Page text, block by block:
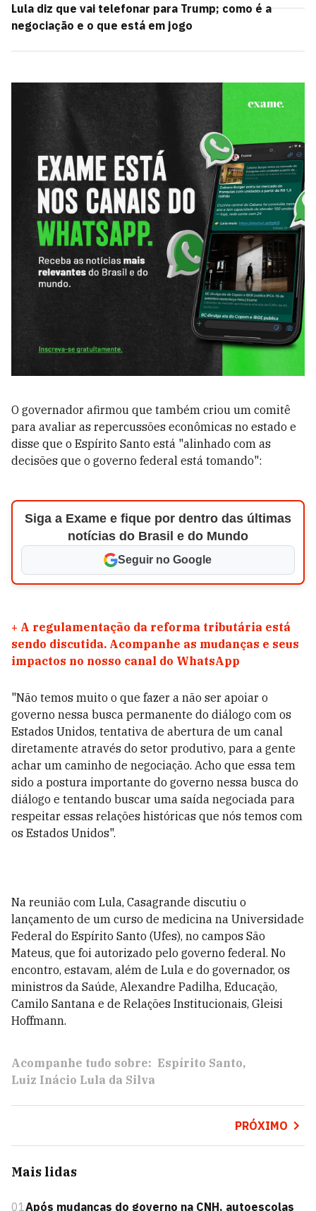
Lula diz que vai telefonar para Trump; como é a
negociação e o que está em jogo
O governador afirmou que também criou um comitê
para avaliar as repercussões econômicas no estado e
disse que o Espírito Santo está "alinhado com as
decisões que o governo federal está tomando":
Siga a Exame e fique por dentro das últimas
notícias do Brasil e do Mundo
Seguir no Google
+ A regulamentação da reforma tributária está
sendo discutida. Acompanhe as mudanças e seus
impactos no nosso canal do WhatsApp
"Não temos muito o que fazer a não ser apoiar o
governo nessa busca permanente do diálogo com os
Estados Unidos, tentativa de abertura de um canal
diretamente através do setor produtivo, para a gente
achar um caminho de negociação. Acho que essa tem
sido a postura importante do governo nessa busca do
diálogo e tentando buscar uma saída negociada para
respeitar essas relações históricas que nós temos com
os Estados Unidos".
Na reunião com Lula, Casagrande discutiu o
lançamento de um curso de medicina na Universidade
Federal do Espírito Santo (Ufes), no campos São
Mateus, que foi autorizado pelo governo federal. No
encontro, estavam, além de Lula e do governador, os
ministros da Saúde, Alexandre Padilha, Educação,
Camilo Santana e de Relações Institucionais, Gleisi
Hoffmann.
Acompanhe tudo sobre: Espírito Santo
Luiz Inácio Lula da Silva
PRÓXIMO
Mais lidas
01 Após mudanças do governo na CNH, autoescolas